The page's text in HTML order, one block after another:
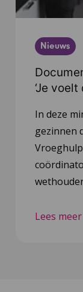
Nieuws
‘Je
In deze
gezinnen
Lees meer